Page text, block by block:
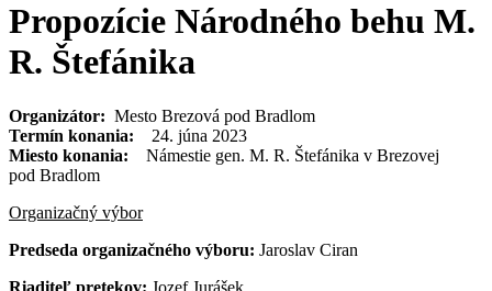
Propozície Národného behu M.
R. Štefánika
Organizátor: Mesto Brezová pod Bradlom
Termín konania:
24. júna 2023
Miesto konania: Námestie gen. M. R. Štefánika v Brezovej
pod Bradlom
Organizačný výbor
Predseda organizačného výboru: Jaroslav Ciran
Riaditeľ pretekov: Jozef Jurášek